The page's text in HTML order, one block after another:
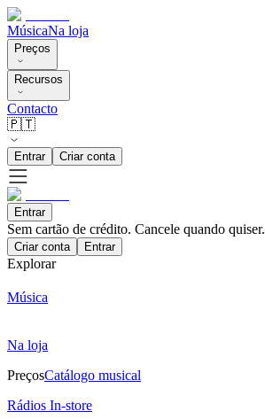
MúsicaNa loja
Preços
Recursos
Contacto
🇵🇹
Entrar Criar conta
Entrar
Sem cartão de crédito. Cancele quando quiser.
Criar conta Entrar
Explorar
Música
Na loja
PreçosCatálogo musical
Rádios In-store